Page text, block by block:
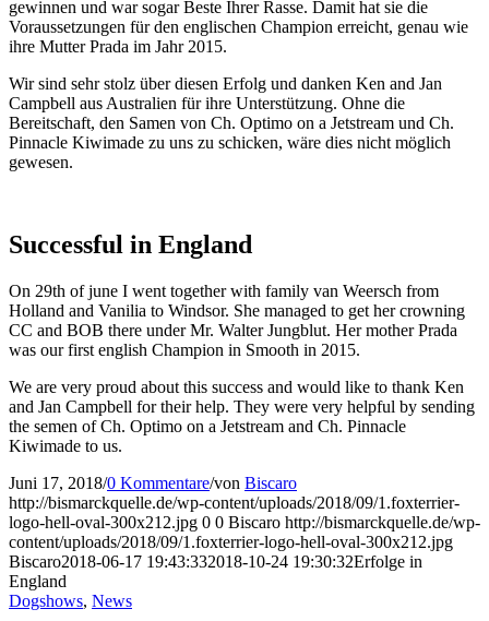
gewinnen und war sogar Beste Ihrer Rasse. Damit hat sie die
Voraussetzungen für den englischen Champion erreicht, genau wie
ihre Mutter Prada im Jahr 2015.
Wir sind sehr stolz über diesen Erfolg und danken Ken and Jan
Campbell aus Australien für ihre Unterstützung. Ohne die
Bereitschaft, den Samen von Ch. Optimo on a Jetstream und Ch.
Pinnacle Kiwimade zu uns zu schicken, wäre dies nicht möglich
gewesen.
Successful in England
On 29th of june I went together with family van Weersch from
Holland and Vanilia to Windsor. She managed to get her crowning
CC and BOB there under Mr. Walter Jungblut. Her mother Prada
was our first english Champion in Smooth in 2015.
We are very proud about this success and would like to thank Ken
and Jan Campbell for their help. They were very helpful by sending
the semen of Ch. Optimo on a Jetstream and Ch. Pinnacle
Kiwimade to us.
Juni 17, 2018/0 Kommentare/von Biscaro
http://bismarckquelle.de/wp-content/uploads/2018/09/1.foxterrier-
logo-hell-oval-300x212.jpg 0 0 Biscaro http://bismarckquelle.de/wp-
content/uploads/2018/09/1.foxterrier-logo-hell-oval-300x212.jpg
Biscaro2018-06-17 19:43:332018-10-24 19:30:32Erfolge in
England
Dogshows, News